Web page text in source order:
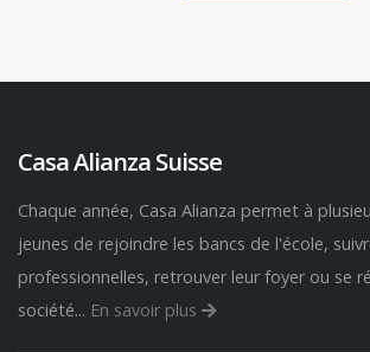
Casa Alianza Suisse
Chaque année, Casa Alianza permet à
jeunes de rejoindre les bancs de l'école,
professionnelles, retrouver leur foyer ou se
société... En savoir plus